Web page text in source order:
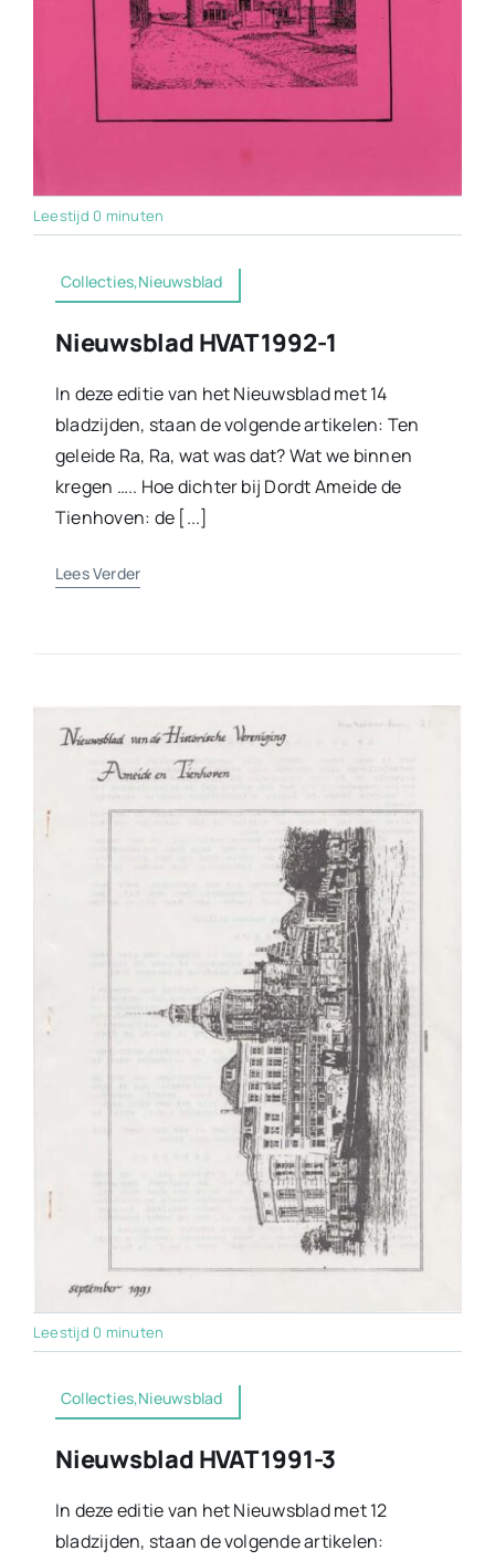
Leestijd 0 minuten
Collecties,Nieuwsblad
Nieuwsblad HVAT 1992-1
In deze editie van het Nieuwsblad met 14
bladzijden, staan de volgende artikelen: Ten
geleide Ra, Ra, wat was dat? Wat we binnen
kregen ….. Hoe dichter bij Dordt Ameide de
Tienhoven: de [...]
Lees Verder
Leestijd 0 minuten
Collecties,Nieuwsblad
Nieuwsblad HVAT 1991-3
In deze editie van het Nieuwsblad met 12
bladzijden, staan de volgende artikelen: